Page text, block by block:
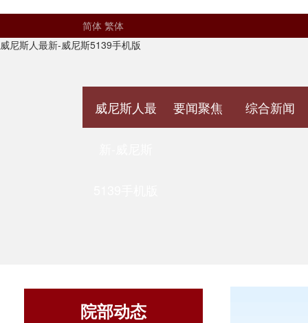
简体 繁体
威尼斯人最新-威尼斯5139手机版
威尼斯人最 要闻聚焦 综合新闻
院部动态